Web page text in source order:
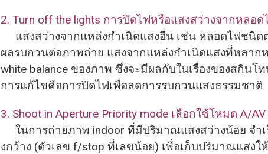
2. Turn off the lights การปิดไฟหรือแสงสว่างจากหลอด
แสงสว่างจากแหล่งกำเนิดแสงอื่น เช่น หลอดไฟชนิด
ผลรบกวนต่อภาพถ่าย แสงจากแหล่งกำเนิดแสงที่หลาก
white balance ของภาพ ซึ่งจะมีผลกับในเรื่องของสกินโ
การแก้ไขคือการปิดไฟเพื่อลดการรบกวนแสงธรรมชาติ
3. Shoot in Aperture Priority mode เลือกใช้โหมด A/
ในการถ่ายภาพ indoor ที่มีปริมาณแสงสว่างน้อย จำเ
งกว้าง (ตัวเลข f/stop ที่เลขน้อย)​ เพื่อเก็บปริมาณแสงใ